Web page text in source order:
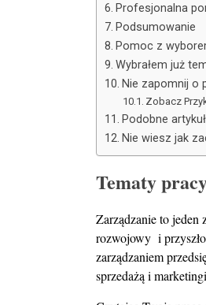
Profesjonalna
Podsumowanie
Pomoc z
Wybrałem już
Nie zapomnij o
Zobacz
Podobne
Nie wiesz jak
Tematy
Zarządzanie to jeden
rozwojowy i
zarządzaniem
sprzedażą i